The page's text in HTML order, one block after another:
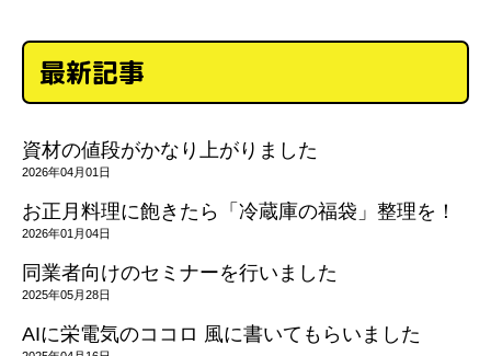
最新記事
資材の値段がかなり上がりました
2026年04月01日
お正月料理に飽きたら「冷蔵庫の福袋」整理を！
2026年01月04日
同業者向けのセミナーを行いました
2025年05月28日
AIに栄電気のココロ 風に書いてもらいました